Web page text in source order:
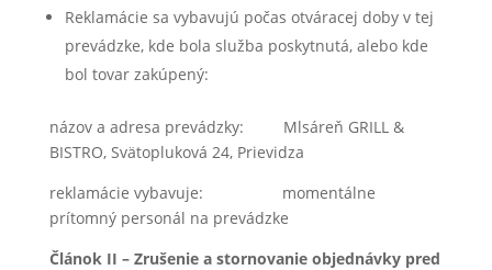
Reklamácie sa vybavujú počas otváracej doby v tej
prevádzke, kde bola služba poskytnutá, alebo kde
bol tovar zakúpený:
názov a adresa prevádzky: Mlsáreň GRILL &
BISTRO, Svätopluková 24, Prievidza
reklamácie vybavuje: momentálne
prítomný personál na prevádzke
Článok II – Zrušenie a stornovanie objednávky pred